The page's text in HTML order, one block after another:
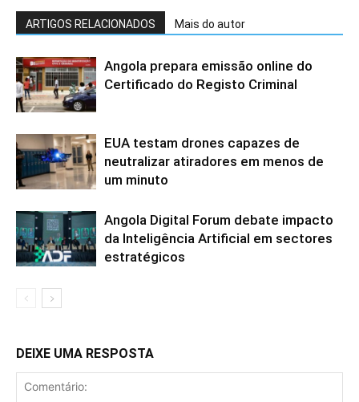
ARTIGOS RELACIONADOS Mais do autor
Angola prepara emissão online do
Certificado do Registo Criminal
EUA testam drones capazes de
neutralizar atiradores em menos de
um minuto
Angola Digital Forum debate impacto
da Inteligência Artificial em sectores
estratégicos
DEIXE UMA RESPOSTA